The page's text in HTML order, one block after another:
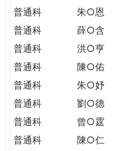
普通科
朱○恩
普通科
薛○含
普通科
洪○亨
普通科
陳○佑
普通科
朱○妤
普通科
劉○德
普通科
曾○霆
普通科
陳○仁